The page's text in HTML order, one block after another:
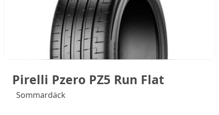
Pirelli Pzero PZ5 Run Flat
Sommardäck